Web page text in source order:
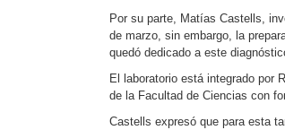
Por su parte, Matías Castells,
de marzo, sin embargo, la
quedó dedicado a este
El laboratorio está integrado por
de la Facultad de Ciencias con
Castells expresó que para esta